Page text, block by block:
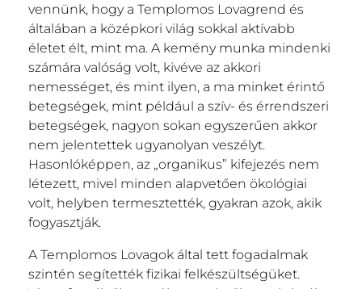
vennünk, hogy a Templomos Lovagrend és
általában a középkori világ sokkal aktívabb
életet élt, mint ma. A kemény munka mindenki
számára valóság volt, kivéve az akkori
nemességet, és mint ilyen, a ma minket érintő
betegségek, mint például a szív- és érrendszeri
betegségek, nagyon sokan egyszerűen akkor
nem jelentettek ugyanolyan veszélyt.
Hasonlóképpen, az „organikus” kifejezés nem
létezett, mivel minden alapvetően ökológiai
volt, helyben termesztették, gyakran azok, akik
fogyasztják.
A Templomos Lovagok által tett fogadalmak
szintén segítették fizikai felkészültségüket.